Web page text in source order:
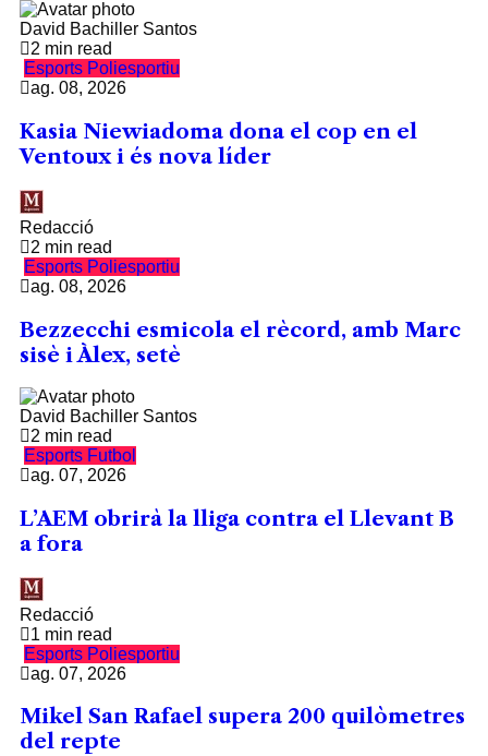
David Bachiller Santos
2 min read
Esports Poliesportiu
ag. 08, 2026
Kasia Niewiadoma dona el cop en el
Ventoux i és nova líder
Redacció
2 min read
Esports Poliesportiu
ag. 08, 2026
Bezzecchi esmicola el rècord, amb Marc
sisè i Àlex, setè
David Bachiller Santos
2 min read
Esports Futbol
ag. 07, 2026
L’AEM obrirà la lliga contra el Llevant B
a fora
Redacció
1 min read
Esports Poliesportiu
ag. 07, 2026
Mikel San Rafael supera 200 quilòmetres
del repte